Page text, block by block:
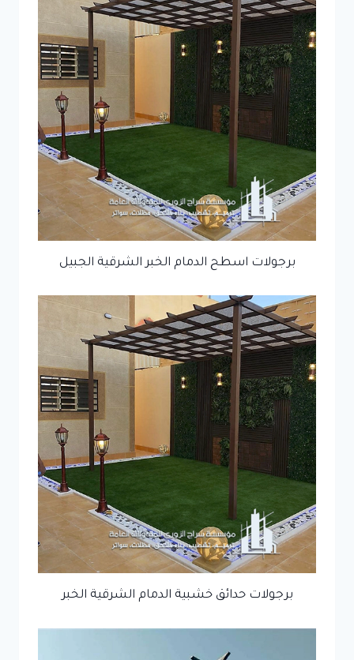
برجولات اسطح الدمام الخبر الشرقية الجبيل
برجولات حدائق خشبية الدمام الشرقية الخبر